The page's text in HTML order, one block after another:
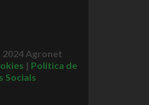
Agronet
| Política de
Socials